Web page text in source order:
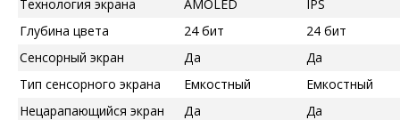
Технология экрана
AMOLED
IPS
Глубина цвета
24 бит
24 бит
Сенсорный экран
Да
Да
Тип сенсорного экрана
Емкостный
Емкостный
Нецарапающийся экран
Да
Да